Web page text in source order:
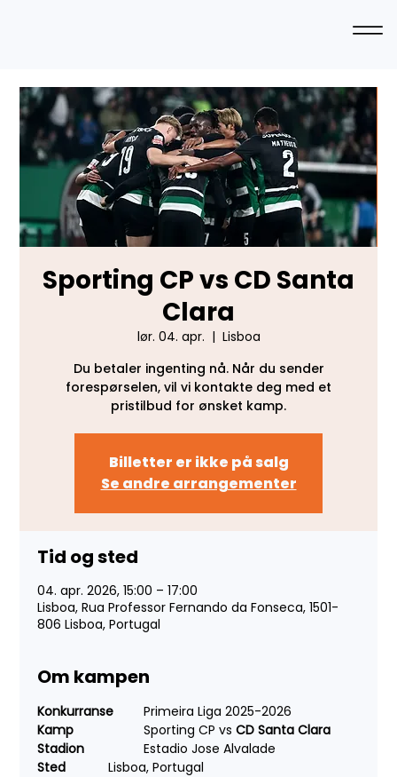
Sporting CP vs CD Santa
Clara
lør. 04. apr.
  |
Lisboa
Du betaler ingenting nå. Når du sender
forespørselen, vil vi kontakte deg med et
pristilbud for ønsket kamp.
Billetter er ikke på salg
Se andre arrangementer
Tid og sted
04. apr. 2026, 15:00 – 17:00
Lisboa, Rua Professor Fernando da Fonseca, 1501-
806 Lisboa, Portugal
Om kampen
Konkurranse
	Primeira Liga 2025-2026
Kamp
		Sporting CP vs
CD Santa Clara
	Estadio Jose Alvalade
Sted
		Lisboa, Portugal